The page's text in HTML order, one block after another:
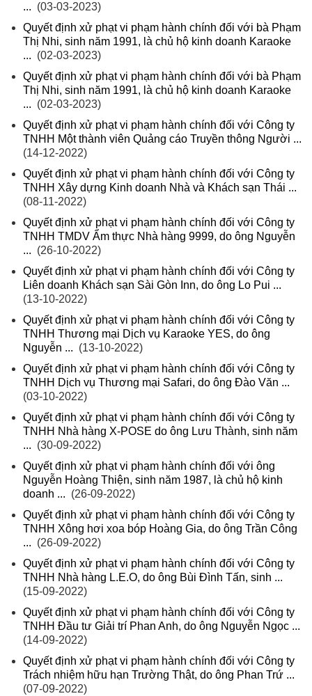
... (03-03-2023)
Quyết định xử phạt vi phạm hành chính đối với bà Phạm
Thị Nhi, sinh năm 1991, là chủ hộ kinh doanh Karaoke
... (02-03-2023)
Quyết định xử phạt vi phạm hành chính đối với bà Phạm
Thị Nhi, sinh năm 1991, là chủ hộ kinh doanh Karaoke
... (02-03-2023)
Quyết định xử phạt vi phạm hành chính đối với Công ty
TNHH Một thành viên Quảng cáo Truyền thông Người ...
(14-12-2022)
Quyết định xử phạt vi phạm hành chính đối với Công ty
TNHH Xây dựng Kinh doanh Nhà và Khách sạn Thái ...
(08-11-2022)
Quyết định xử phạt vi phạm hành chính đối với Công ty
TNHH TMDV Ẩm thực Nhà hàng 9999, do ông Nguyễn
... (26-10-2022)
Quyết định xử phạt vi phạm hành chính đối với Công ty
Liên doanh Khách sạn Sài Gòn Inn, do ông Lo Pui ...
(13-10-2022)
Quyết định xử phạt vi phạm hành chính đối với Công ty
TNHH Thương mại Dịch vụ Karaoke YES, do ông
Nguyễn ... (13-10-2022)
Quyết định xử phạt vi phạm hành chính đối với Công ty
TNHH Dịch vụ Thương mại Safari, do ông Đào Văn ...
(03-10-2022)
Quyết định xử phạt vi phạm hành chính đối với Công ty
TNHH Nhà hàng X-POSE do ông Lưu Thành, sinh năm
... (30-09-2022)
Quyết định xử phạt vi phạm hành chính đối với ông
Nguyễn Hoàng Thiện, sinh năm 1987, là chủ hộ kinh
doanh ... (26-09-2022)
Quyết định xử phạt vi phạm hành chính đối với Công ty
TNHH Xông hơi xoa bóp Hoàng Gia, do ông Trần Công
... (26-09-2022)
Quyết định xử phạt vi phạm hành chính đối với Công ty
TNHH Nhà hàng L.E.O, do ông Bùi Đình Tấn, sinh ...
(15-09-2022)
Quyết định xử phạt vi phạm hành chính đối với Công ty
TNHH Đầu tư Giải trí Phan Anh, do ông Nguyễn Ngọc ...
(14-09-2022)
Quyết định xử phạt vi phạm hành chính đối với Công ty
Trách nhiệm hữu hạn Trường Thật, do ông Phan Trứ ...
(07-09-2022)